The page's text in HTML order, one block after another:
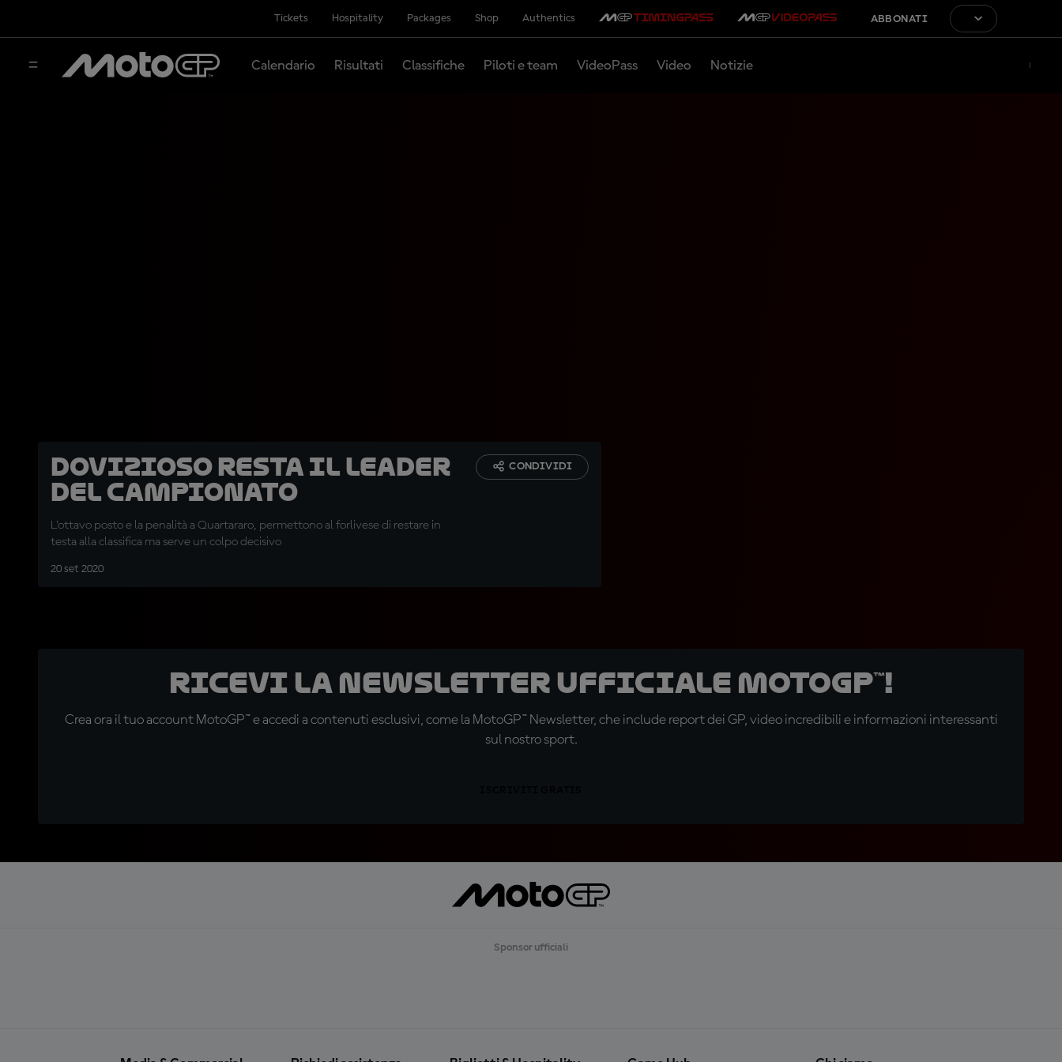
Tickets Hospitality Packages Shop Authentics ABBONATI
Calendario Risultati Classifiche Piloti e team VideoPass Video Notizie
Dovizioso resta il leader
del campionato
L’ottavo posto e la penalità a Quartararo, permettono al forlivese di restare in
testa alla classifica ma serve un colpo decisivo
20 set 2020
CONDIVIDI
Ricevi la newsletter ufficiale MotoGP™!
Crea ora il tuo account MotoGP™ e accedi a contenuti esclusivi, come la MotoGP™ Newsletter, che include report dei GP, video incredibili e informazioni interessanti
sul nostro sport.
Sponsor ufficiali